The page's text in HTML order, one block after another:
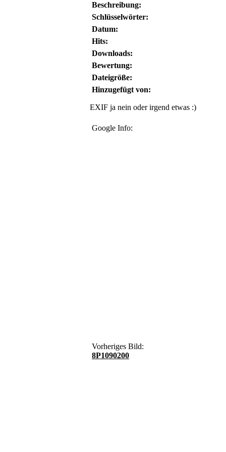
Beschreibung:
Schlüsselwörter:
Datum:
Hits:
Downloads:
Bewertung:
Dateigröße:
Hinzugefügt von:
EXIF ja nein oder irgend etwas :)
Google Info:
Vorheriges Bild:
8P1090200